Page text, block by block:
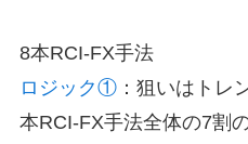
8本RCI-FX手法
ロジック①：狙いはトレ
本RCI-FX手法全体の7割